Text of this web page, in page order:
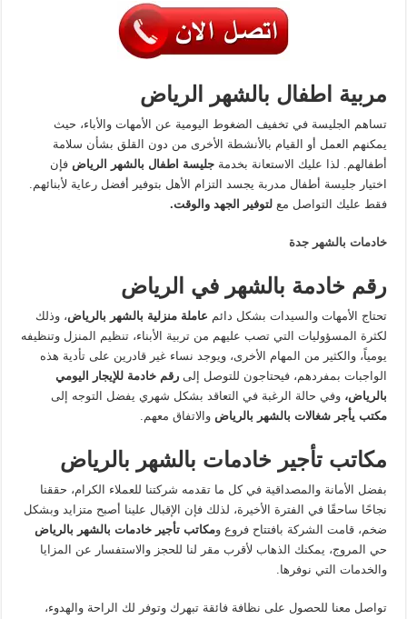
مربية اطفال بالشهر الرياض
تساهم الجليسة في تخفيف الضغوط اليومية عن الأمهات والأباء، حيث
يمكنهم العمل أو القيام بالأنشطة الأخرى من دون القلق بشأن سلامة
أطفالهم. لذا عليك الاستعانة بخدمةجليسة اطفال بالشهر الرياض فإن
اختيار جليسة أطفال مدربة يجسد التزام الأهل بتوفير أفضل رعاية لأبنائهم.
فقط عليك التواصل معلتوفير الجهد والوقت.
خادمات بالشهر جدة
رقم خادمة بالشهر في الرياض
تحتاج الأمهات والسيدات بشكل دائم عاملة منزلية بالشهر بالرياض، وذلك
لكثرة المسؤوليات التي تصب عليهم من تربية الأبناء، تنظيم المنزل وتنظيفه
يومياً، والكثير من المهام الأخرى، ويوجد نساء غير قادرين على تأدية هذه
الواجبات بمفردهم، فيحتاجون للتوصل إلىرقم خادمة للإيجار اليومي
بالرياض،وفي حالة الرغبة في التعاقد بشكل شهري يفضل التوجه إلى
مكتب يأجر شغالات بالشهر بالرياض والاتفاق معهم.
مكاتب تأجير خادمات بالشهر بالرياض
بفضل الأمانة والمصداقية في كل ما تقدمه شركتنا للعملاء الكرام، حققنا
نجاحًا ساحقًا في الفترة الأخيرة، لذلك فإن الإقبال علينا أصبح متزايد وبشكل
ضخم، قامت الشركة بافتتاح فروع ومكاتب تأجير خادمات بالشهر بالرياض
حي المروج، يمكنك الذهاب لأقرب مقر لنا للحجز والاستفسار عن المزايا
والخدمات التي نوفرها.
تواصل معنا للحصول على نظافة فائقة تبهرك وتوفر لك الراحة والهدوء،